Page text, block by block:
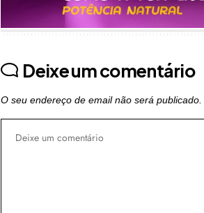
Deixe um comentário
O seu endereço de email não será publicado.